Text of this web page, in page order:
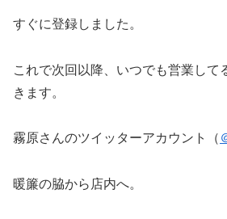
すぐに登録しました。
これで次回以降、いつでも営業して
きます。
霧原さんのツイッターアカウント（
暖簾の脇から店内へ。